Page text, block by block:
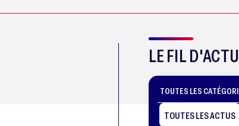
LE FIL D'ACTU
TOUTES LES ACTUS